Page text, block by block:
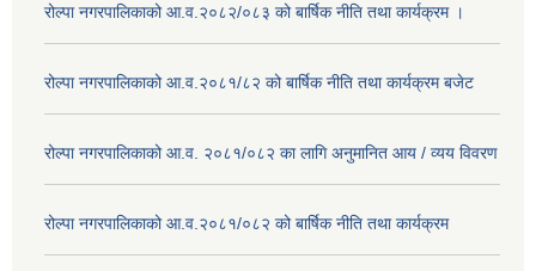
रोल्पा नगरपालिकाको आ.व.२०८२/०८३ को बार्षिक नीति तथा कार्यक्रम ।
रोल्पा नगरपालिकाको आ.व.२०८१/८२ को बार्षिक नीति तथा कार्यक्रम बजेट
रोल्पा नगरपालिकाको आ.व. २०८१/०८२ का लागि अनुमानित आय / व्यय विवरण
रोल्पा नगरपालिकाको आ.व.२०८१/०८२ को बार्षिक नीति तथा कार्यक्रम